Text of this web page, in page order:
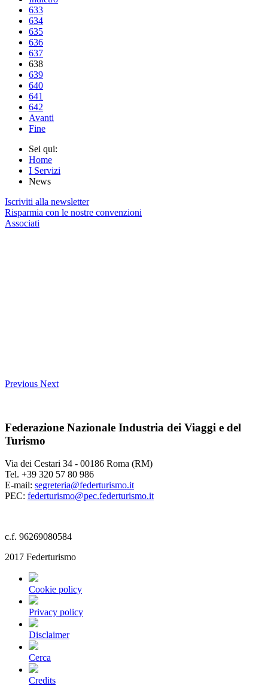
633
634
635
636
637
638
639
640
641
642
Avanti
Fine
Sei qui:
Home
I Servizi
News
Iscriviti alla newsletter
Risparmia con le nostre convenzioni
Associati
Previous Next
Federazione Nazionale Industria dei Viaggi e del
Turismo
Via dei Cestari 34 - 00186 Roma (RM)
Tel. +39 320 57 80 986
E-mail: segreteria@federturismo.it
PEC: federturismo@pec.federturismo.it
c.f. 96269080584
2017 Federturismo
Cookie policy
Privacy policy
Disclaimer
Cerca
Credits